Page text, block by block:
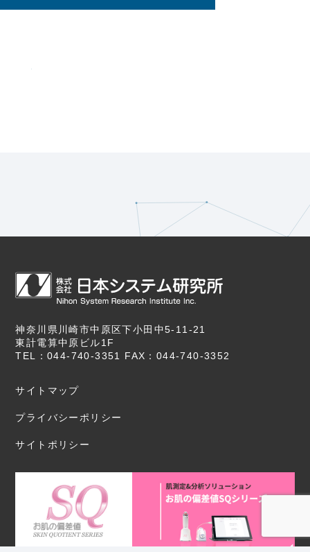
神奈川県川崎市中原区下小田中5-11-21
東計電算中原ビル1F
TEL：044-740-3351 FAX：044-740-3352
サイトマップ
プライバシーポリシー
サイトポリシー